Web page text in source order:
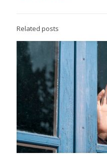
Related posts